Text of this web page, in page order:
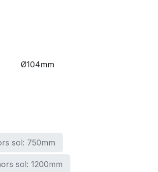
Ø104mm
sol: 750mm
sol: 1200mm